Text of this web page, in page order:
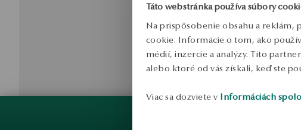
Táto webstránka používa súbory
Na prispôsobenie obsahu a reklám,
cookie. Informácie o tom, ako
médií, inzercie a analýzy. Títo
alebo ktoré od vás získali, keď ste
Viac sa dozviete v Informáciách